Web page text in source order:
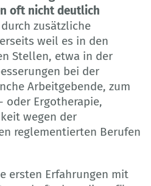
oft nicht deutlich
zusätzliche
weil es in den
Stellen, etwa in der
bei der
Arbeitgebende, zum
oder Ergotherapie,
wegen der
reglementierten Berufen
ersten Erfahrungen mit